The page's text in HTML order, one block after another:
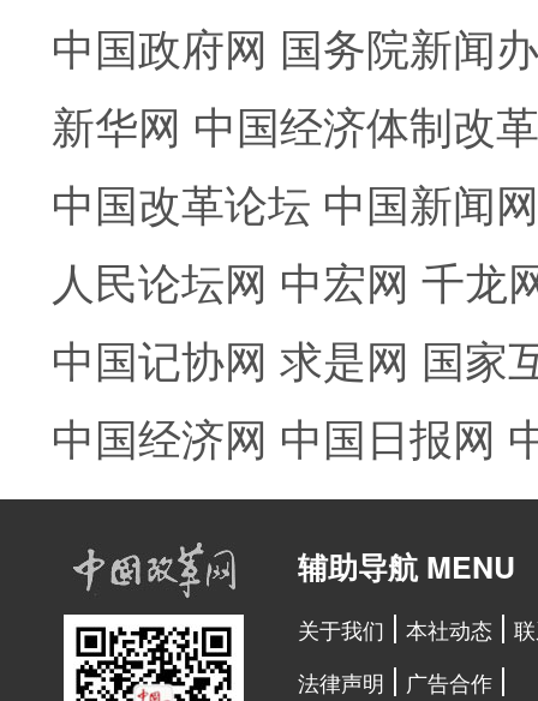
中国政府网 国务院新闻
新华网 中国经济体制改
中国改革论坛 中国新闻网
人民论坛网 中宏网 千龙
中国记协网 求是网 国家
中国经济网 中国日报网
辅助导航 MENU
关于我们 本社动态
法律声明
广告合作